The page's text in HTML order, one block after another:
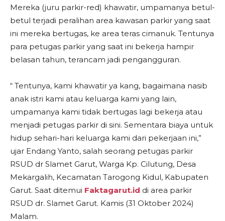
Mereka (juru parkir-red) khawatir, umpamanya betul-
betul terjadi peralihan area kawasan parkir yang saat
ini mereka bertugas, ke area teras cimanuk. Tentunya
para petugas parkir yang saat ini bekerja hampir
belasan tahun, terancam jadi pengangguran.
“ Tentunya, kami khawatir ya kang, bagaimana nasib
anak istri kami atau keluarga kami yang lain,
umpamanya kami tidak bertugas lagi bekerja atau
menjadi petugas parkir di sini. Sementara biaya untuk
hidup sehari-hari keluarga kami dari pekerjaan ini,”
ujar Endang Yanto, salah seorang petugas parkir
RSUD dr Slamet Garut, Warga Kp. Cilutung, Desa
Mekargalih, Kecamatan Tarogong Kidul, Kabupaten
Garut. Saat ditemui Faktagarut.id di area parkir
RSUD dr. Slamet Garut. Kamis (31 Oktober 2024)
Malam.